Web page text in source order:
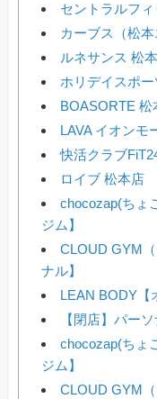
セントラルフ
カーブス（松本
ルネサンス 松本
ホリデイスポ
BOASORTE 松
LAVA イオンモ
快活クラブ
ロイブ 松本店
chocozap(ちょ
ジム】
CLOUD GYM
ナル】
LEAN BODY【
【閉店】パー
chocozap(ちょ
ジム】
CLOUD GYM